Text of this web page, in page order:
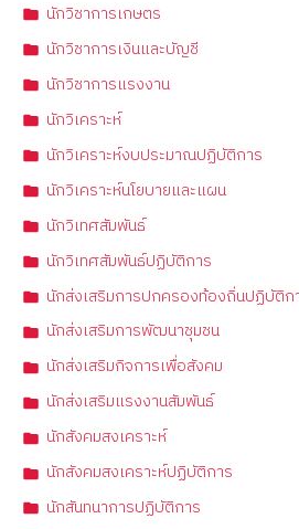
นักวิชาการเกษตร
นักวิชาการเงินและบัญชี
นักวิชาการแรงงาน
นักวิเคราะห์
นักวิเคราะห์งบประมาณปฏิบัติการ
นักวิเคราะห์นโยบายและแผน
นักวิเทศสัมพันธ์
นักวิเทศสัมพันธ์ปฏิบัติการ
นักส่งเสริมการปกครองท้องถิ่นปฏิบัติก
นักส่งเสริมการพัฒนาชุมชน
นักส่งเสริมกิจการเพื่อสังคม
นักส่งเสริมแรงงานสัมพันธ์
นักสังคมสงเคราะห์
นักสังคมสงเคราะห์ปฏิบัติการ
นักสันทนาการปฏิบัติการ